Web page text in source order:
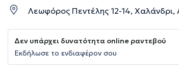
Λεωφόρος Πεντέλης 12-14, Χαλάνδρι,
Δεν υπάρχει δυνατότητα online ραντεβού
Εκδήλωσε το ενδιαφέρον σου